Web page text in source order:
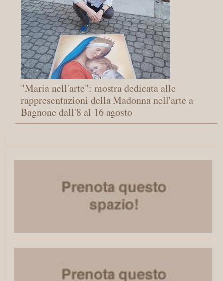
"Maria nell'arte": mostra dedicata alle
rappresentazioni della Madonna nell'arte a
Bagnone dall'8 al 16 agosto